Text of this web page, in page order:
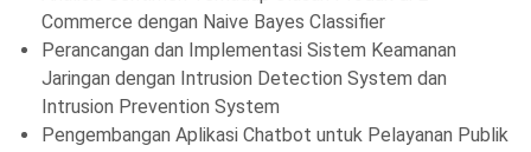
Commerce dengan Naive Bayes Classifier
Perancangan dan Implementasi Sistem Keamanan
Jaringan dengan Intrusion Detection System dan
Intrusion Prevention System
Pengembangan Aplikasi Chatbot untuk Pelayanan Publik